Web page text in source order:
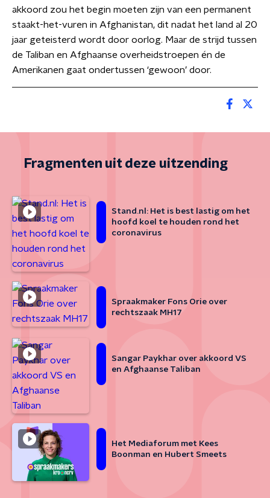
akkoord zou het begin moeten zijn van een permanent
staakt-het-vuren in Afghanistan, dit nadat het land al 20
jaar geteisterd wordt door oorlog. Maar de strijd tussen
de Taliban en Afghaanse overheidstroepen én de
Amerikanen gaat ondertussen ‘gewoon’ door.
Fragmenten uit deze uitzending
Stand.nl: Het is best lastig om het
hoofd koel te houden rond het
coronavirus
Spraakmaker Fons Orie over
rechtszaak MH17
Sangar Paykhar over akkoord VS
en Afghaanse Taliban
Het Mediaforum met Kees
Boonman en Hubert Smeets